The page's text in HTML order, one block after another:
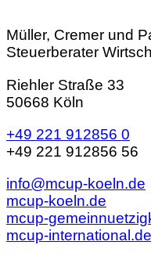
Müller, Cremer und
Steuerberater
Riehler Straße 33
50668 Köln
+49 221 912856 0
+49 221 912856 56
info@mcup-koeln.de
mcup-koeln.de
mcup-
mcup-international.de